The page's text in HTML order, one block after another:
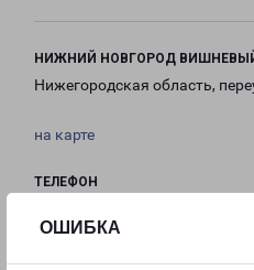
ОШИБКА
НИЖНИЙ НОВГОРОД
Нижегородская область,
на карте
ТЕЛЕФОН